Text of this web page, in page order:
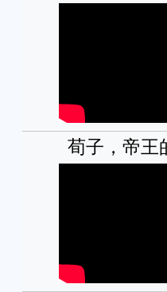
荀子，帝王